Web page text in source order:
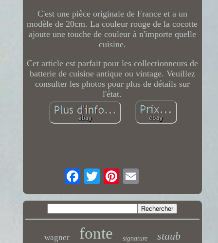
C'est une pièce originale de France et a un
modèle de 20cm. La couleur rouge de la cocotte
ajoute une touche de couleur à n'importe quelle
cuisine.
Cet article est parfait pour les collectionneurs de
batterie de cuisine antique ou vintage. Veuillez
consulter les photos pour plus de détails sur
l'état.
wagner fonte signature staub